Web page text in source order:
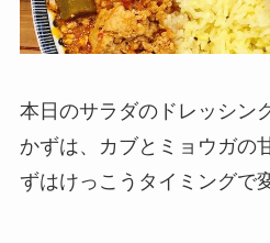
本日のサラダのドレッシン
かずは、カブとミョウガの
ずはけっこうタイミングで